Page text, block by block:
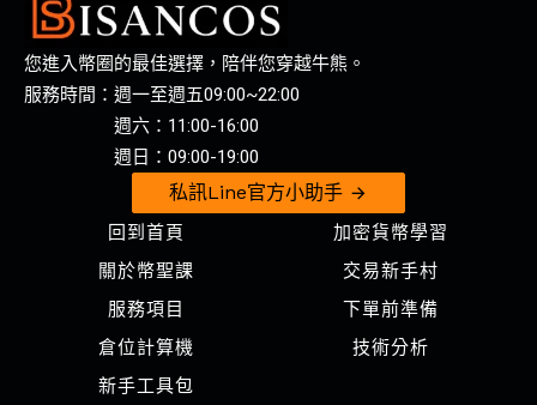
您進入幣圈的最佳選擇，陪伴您穿越牛熊。
服務時間：週一至週五09:00~22:00
週六：11:00-16:00
週日：09:00-19:00
私訊Line官方小助手
回到首頁
關於幣聖課
服務項目
倉位計算機
加密貨幣學習
交易新手村
下單前準備
技術分析
新手工具包